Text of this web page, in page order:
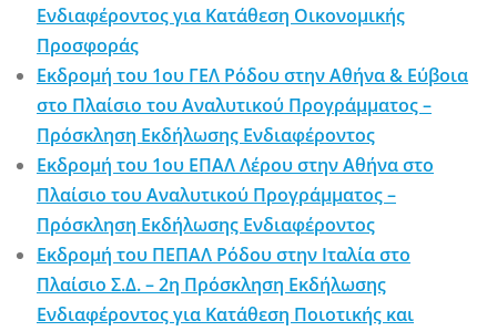
Ενδιαφέροντος για Κατάθεση Οικονομικής
Προσφοράς
Εκδρομή του 1ου ΓΕΛ Ρόδου στην Αθήνα & Εύβοια
στο Πλαίσιο του Αναλυτικού Προγράμματος –
Πρόσκληση Εκδήλωσης Ενδιαφέροντος
Εκδρομή του 1ου ΕΠΑΛ Λέρου στην Αθήνα στο
Πλαίσιο του Αναλυτικού Προγράμματος –
Πρόσκληση Εκδήλωσης Ενδιαφέροντος
Εκδρομή του ΠΕΠΑΛ Ρόδου στην Ιταλία στο
Πλαίσιο Σ.Δ. – 2η Πρόσκληση Εκδήλωσης
Ενδιαφέροντος για Κατάθεση Ποιοτικής και